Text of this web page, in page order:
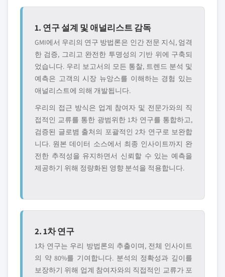
1. 연구 설계 및 애널리스트 감독
GMI에서 우리의 연구 방법론은 인간 전문 지식, 엄격
한 검증, 그리고 완전한 투명성의 기반 위에 구축되
었습니다. 우리 보고서의 모든 통찰, 트렌드 분석 및
예측은 고객의 시장 뉴앙스를 이해하는 경험 있는
애널리스트에 의해 개발됩니다.
우리의 접근 방식은 업계 참여자 및 전문가와의 직
접적인 교류를 통한 광범위한 1차 연구를 통합하고,
검증된 글로볌 출처의 포괄적인 2차 연구로 보완합
니다. 원본 데이터 소스에서 최종 인사이트까지 완
전한 추적성을 유지하면서 신뢰할 수 있는 예측을
제공하기 위해 정량화된 영향 분석을 적용합니다.
2. 1차 연구
1차 연구는 우리 방법론의 추출이며, 전체 인사이트
의 약 80%를 기여합니다. 분석의 정확성과 깊이를
보장하기 위해 업계 참여자와의 직접적인 교류가 포